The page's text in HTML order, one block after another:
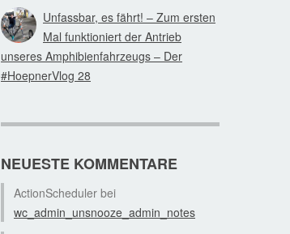
Unfassbar, es fährt! – Zum ersten
Mal funktioniert der Antrieb
unseres Amphibienfahrzeugs – Der
#HoepnerVlog 28
NEUESTE KOMMENTARE
ActionScheduler bei
wc_admin_unsnooze_admin_notes